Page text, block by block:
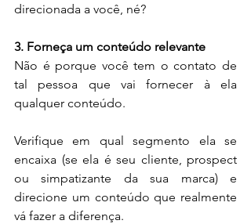
direcionada a você, né?
3. Forneça um conteúdo relevante
Não é porque você tem o contato de
tal pessoa que vai fornecer à ela
qualquer conteúdo.
Verifique em qual segmento ela se
encaixa (se ela é seu cliente, prospect
ou simpatizante da sua marca) e
direcione um conteúdo que realmente
vá fazer a diferença.